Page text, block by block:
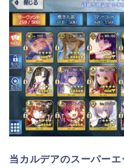
当カルデアのスーパー